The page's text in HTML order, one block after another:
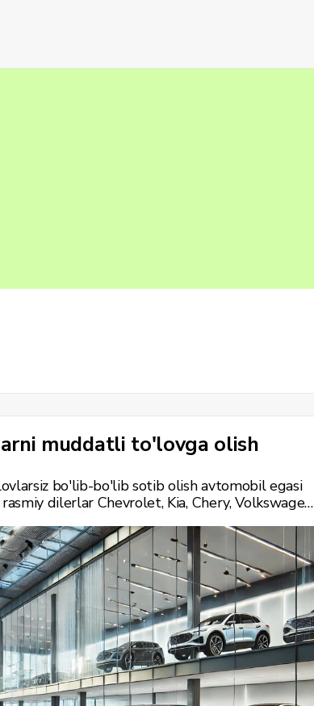
muddatli to'lovga olish
bo'lib-bo'lib sotib olish avtomobil egasi
dilerlar Chevrolet, Kia, Chery, Volkswagen
sharoitlarni taqdim etib, byudjetga mos
mashhur modellar, ularning xususiyatlari va